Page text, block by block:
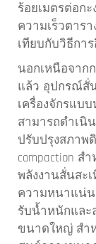
ร้อยเมตรต่อก
ความเร็วตาร
เทียบกับวิธีกา
นอกเหนือจาก
แล้ว อุปกรณ์สั่
เครื่องจักรแบ
สามารถดำเนิ
ปรับปรุงสภาพ
compaction
พลังงานสั่นสะ
ความหนาแน่น
รับน้ำหนักและ
ขนาดใหญ่ สำ